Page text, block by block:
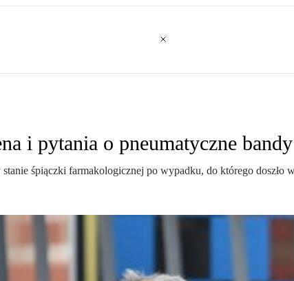
i pytania o pneumatyczne bandy
śpiączki farmakologicznej po wypadku, do którego doszło